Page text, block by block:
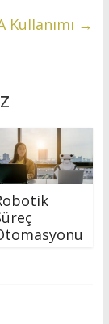
Kullanımı →